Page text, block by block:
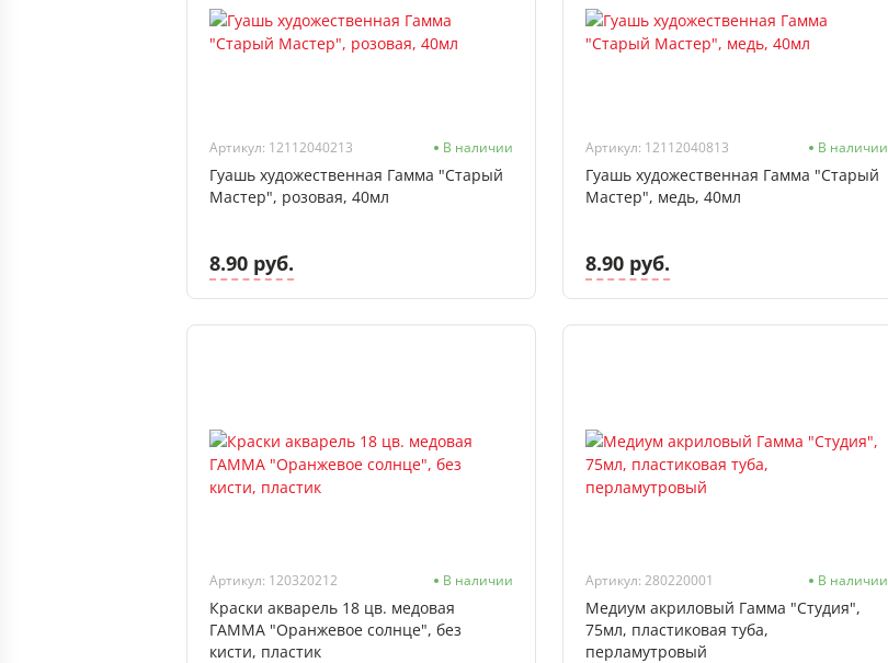
Артикул: 12112040213 В наличии
Гуашь художественная Гамма "Старый
Мастер", розовая, 40мл
8.90 руб.
Артикул: 12112040813 В наличии
Гуашь художественная Гамма "Старый
Мастер", медь, 40мл
8.90 руб.
Артикул: 120320212 В наличии
Краски акварель 18 цв. медовая
ГАММА "Оранжевое солнце", без
кисти, пластик
Артикул: 280220001 В наличии
Медиум акриловый Гамма "Студия",
75мл, пластиковая туба,
перламутровый